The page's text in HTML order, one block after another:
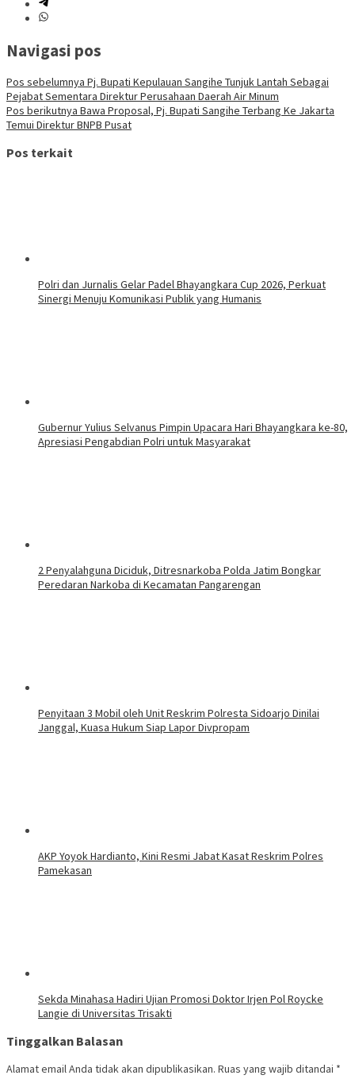
Navigasi pos
Pos sebelumnya Pj. Bupati Kepulauan Sangihe Tunjuk Lantah Sebagai
Pejabat Sementara Direktur Perusahaan Daerah Air Minum
Pos berikutnya Bawa Proposal, Pj. Bupati Sangihe Terbang Ke Jakarta
Temui Direktur BNPB Pusat
Pos terkait
Polri dan Jurnalis Gelar Padel Bhayangkara Cup 2026, Perkuat
Sinergi Menuju Komunikasi Publik yang Humanis
Gubernur Yulius Selvanus Pimpin Upacara Hari Bhayangkara ke-80,
Apresiasi Pengabdian Polri untuk Masyarakat
2 Penyalahguna Diciduk, Ditresnarkoba Polda Jatim Bongkar
Peredaran Narkoba di Kecamatan Pangarengan
Penyitaan 3 Mobil oleh Unit Reskrim Polresta Sidoarjo Dinilai
Janggal, Kuasa Hukum Siap Lapor Divpropam
AKP Yoyok Hardianto, Kini Resmi Jabat Kasat Reskrim Polres
Pamekasan
Sekda Minahasa Hadiri Ujian Promosi Doktor Irjen Pol Roycke
Langie di Universitas Trisakti
Tinggalkan Balasan
Alamat email Anda tidak akan dipublikasikan. Ruas yang wajib ditandai *